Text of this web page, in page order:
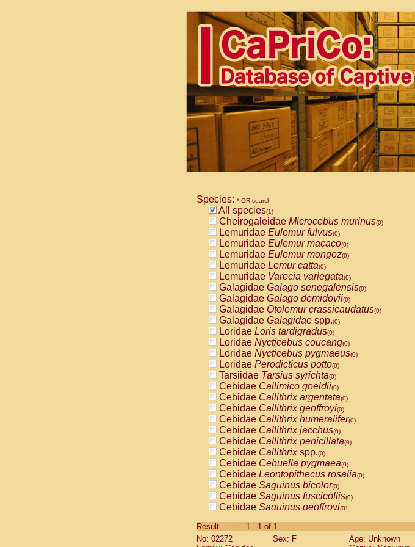
Species: * OR search
All species(1)
Cheirogaleidae Microcebus murinus(0)
Lemuridae Eulemur fulvus(0)
Lemuridae Eulemur macaco(0)
Lemuridae Eulemur mongoz(0)
Lemuridae Lemur catta(0)
Lemuridae Varecia variegata(0)
Galagidae Galago senegalensis(0)
Galagidae Galago demidovii(0)
Galagidae Otolemur crassicaudatus(0)
Galagidae Galagidae spp.(0)
Loridae Loris tardigradus(0)
Loridae Nycticebus coucang(0)
Loridae Nycticebus pygmaeus(0)
Loridae Perodicticus potto(0)
Tarsiidae Tarsius syrichta(0)
Cebidae Callimico goeldii(0)
Cebidae Callithrix argentata(0)
Cebidae Callithrix geoffroyi(0)
Cebidae Callithrix humeralifer(0)
Cebidae Callithrix jacchus(0)
Cebidae Callithrix penicillata(0)
Cebidae Callithrixspp.(0)
Cebidae Cebuella pygmaea(0)
Cebidae Leontopithecus rosalia(0)
Cebidae Saguinus bicolor(0)
Cebidae Saguinus fuscicollis(0)
Cebidae Saguinus geoffroyi(0)
CebidaeSaguinus labiatus(0)
Cebidae Saguinus leucopus (0)
Result-----------1 - 1 of 1
No: 02272
Sex: F
Age: Unknown